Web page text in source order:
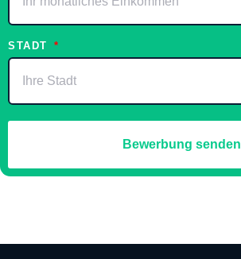
STADT
Bewerbung senden